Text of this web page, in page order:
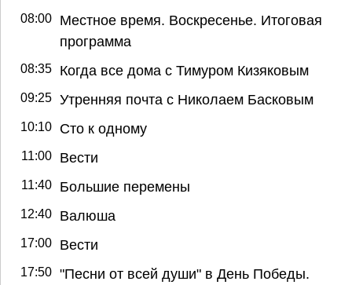
08:00
Местное время. Воскресенье. Итоговая
программа
08:35 Когда все дома с Тимуром Кизяковым
09:25 Утренняя почта с Николаем Басковым
10:10 Сто к одному
11:00 Вести
11:40 Большие перемены
12:40 Валюша
17:00 Вести
17:50 "Песни от всей души" в День Победы.